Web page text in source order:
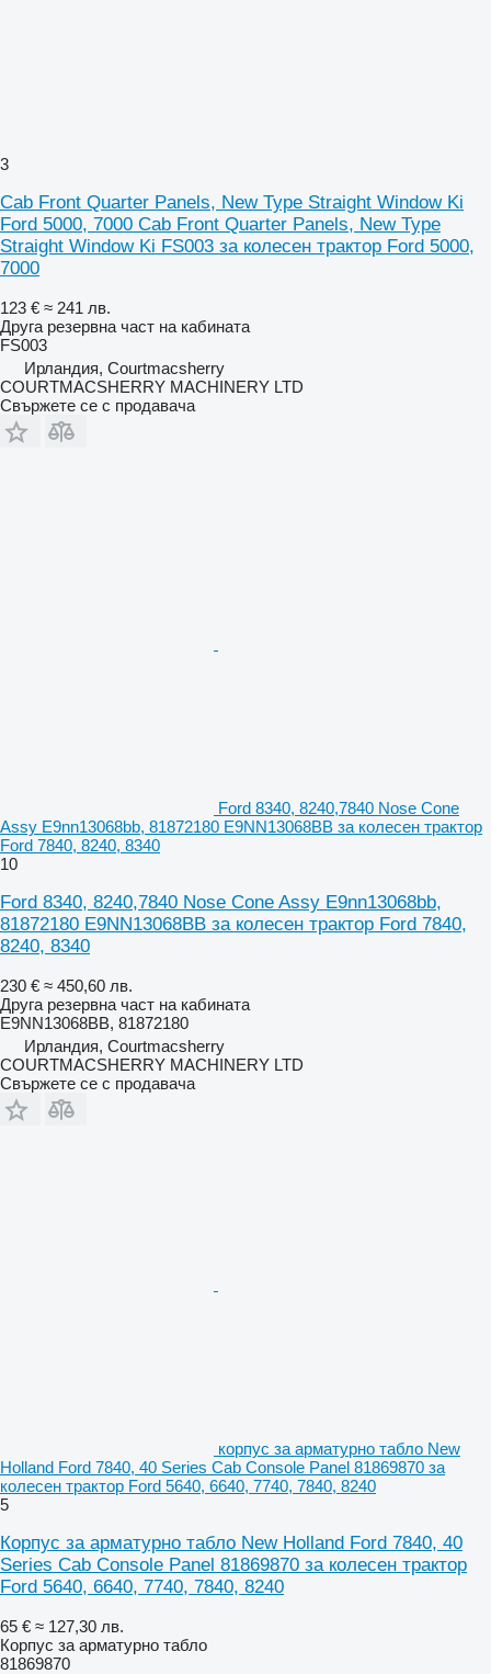
3
Cab Front Quarter Panels, New Type Straight Window Ki
Ford 5000, 7000 Cab Front Quarter Panels, New Type
Straight Window Ki FS003 за колесен трактор Ford 5000,
7000
123 € ≈ 241 лв.
Друга резервна част на кабината
FS003
Ирландия, Courtmacsherry
COURTMACSHERRY MACHINERY LTD
Свържете се с продавача
Ford 8340, 8240,7840 Nose Cone
Assy E9nn13068bb, 81872180 E9NN13068BB за колесен трактор
Ford 7840, 8240, 8340
10
Ford 8340, 8240,7840 Nose Cone Assy E9nn13068bb,
81872180 E9NN13068BB за колесен трактор Ford 7840,
8240, 8340
230 € ≈ 450,60 лв.
Друга резервна част на кабината
E9NN13068BB, 81872180
Ирландия, Courtmacsherry
COURTMACSHERRY MACHINERY LTD
Свържете се с продавача
корпус за арматурно табло New
Holland Ford 7840, 40 Series Cab Console Panel 81869870 за
колесен трактор Ford 5640, 6640, 7740, 7840, 8240
5
Корпус за арматурно табло New Holland Ford 7840, 40
Series Cab Console Panel 81869870 за колесен трактор
Ford 5640, 6640, 7740, 7840, 8240
65 € ≈ 127,30 лв.
Корпус за арматурно табло
81869870